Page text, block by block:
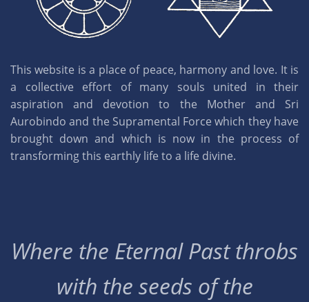
This website is a place of peace, harmony and love. It is
a collective effort of many souls united in their
aspiration and devotion to the Mother and Sri
Aurobindo and the Supramental Force which they have
brought down and which is now in the process of
transforming this earthly life to a life divine.
Where the Eternal Past throbs
with the seeds of the